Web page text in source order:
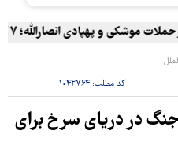
موشکی و پهپادی انصارالله؛ ۷ کشته و ۳۰ زخمی
کد مطلب:۱۰۴۲۷۶۴
دلاری جنگ در دریای سرخ برای